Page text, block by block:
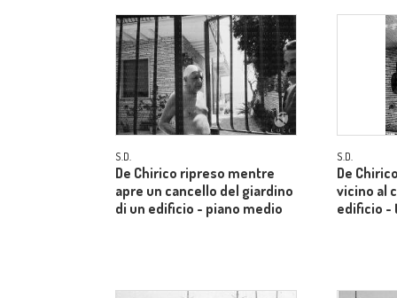
S.D.
De Chirico ripreso mentre
apre un cancello del giardino
di un edificio - piano medio
S.D.
De
vicino al
edificio -